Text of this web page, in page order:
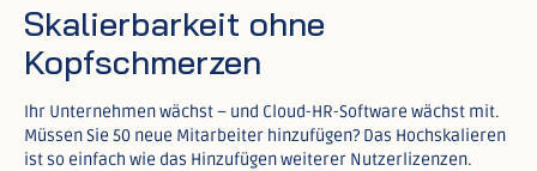
Skalierbarkeit ohne
Kopfschmerzen
Ihr Unternehmen wächst – und Cloud-HR-Software wächst mit.
Müssen Sie 50 neue Mitarbeiter hinzufügen? Das Hochskalieren
ist so einfach wie das Hinzufügen weiterer Nutzerlizenzen.